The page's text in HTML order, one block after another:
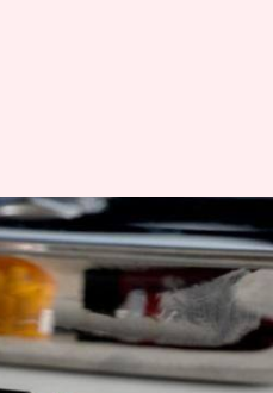
वायरस के
के लिए दवा का
pm